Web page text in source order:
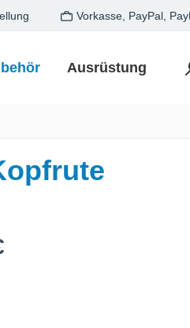
Vorkasse, PayPal,
Ausrüstung